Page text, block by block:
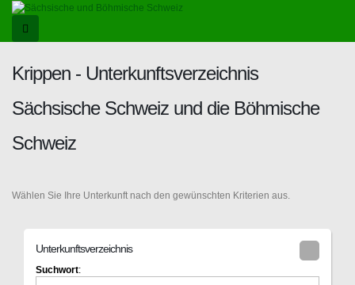
Krippen - Unterkunftsverzeichnis
Sächsische Schweiz und die Böhmische
Schweiz
Wählen Sie Ihre Unterkunft nach den gewünschten Kriterien aus.
Unterkunftsverzeichnis
Suchwort: